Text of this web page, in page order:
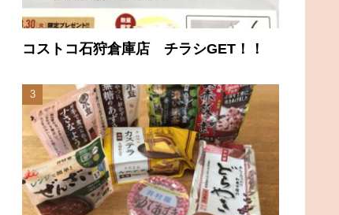
コストコ石狩倉庫店 チラシGET！！